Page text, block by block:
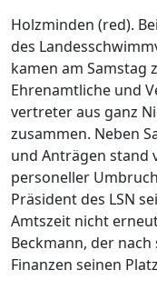
Holzminden (red).
des
kamen am Samstag
Ehrenamtliche und
vertreter aus ganz
zusammen. Neben
und Anträgen stand
personeller
Präsident des LSN
Amtszeit nicht
Beckmann, der nach
Finanzen seinen